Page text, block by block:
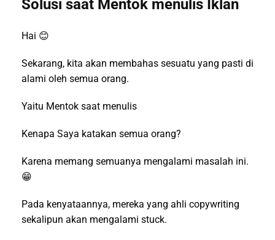
Solusi saat Mentok menulis Iklan
Hai 😊
Sekarang, kita akan membahas sesuatu yang pasti di
alami oleh semua orang.
Yaitu Mentok saat menulis
Kenapa Saya katakan semua orang?
Karena memang semuanya mengalami masalah ini.
😁
Pada kenyataannya, mereka yang ahli copywriting
sekalipun akan mengalami stuck.